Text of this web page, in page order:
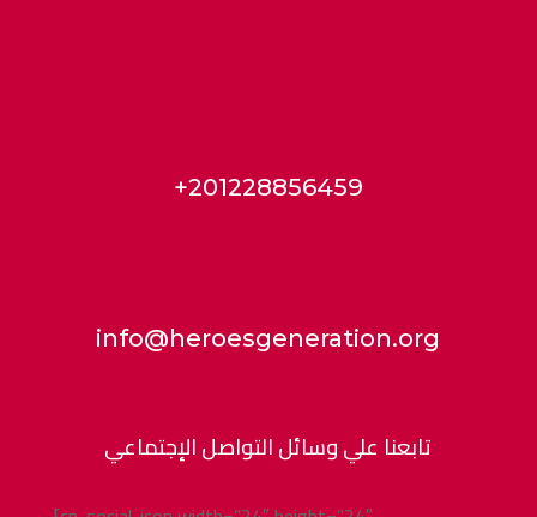
+201228856459
info@heroesgeneration.org
تابعنا علي وسائل التواصل الإجتماعي